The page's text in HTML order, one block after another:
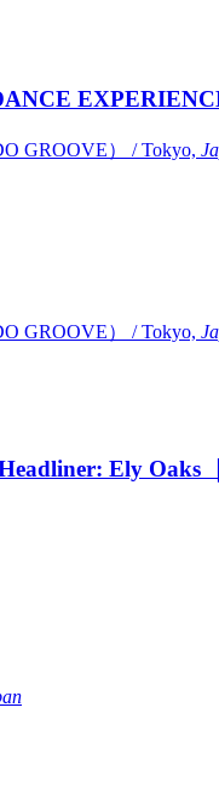
GROOVE） / Tokyo,
GROOVE） / Tokyo,
Ely Oaks